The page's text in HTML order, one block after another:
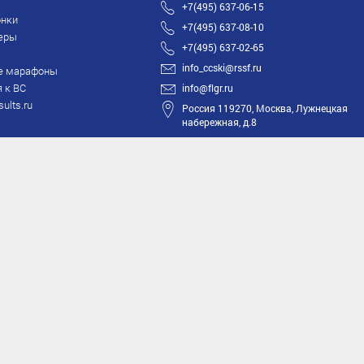
марафоны
к ВС
+7(495) 637-06-15
+7(495) 637-08-10
+7(495) 637-02-65
info_ccski@rssf.ru
info@flgr.ru
Россия 119270, Москва, Лужнецкая
набережная, д.8